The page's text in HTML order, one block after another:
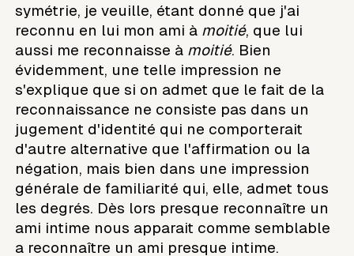
symétrie, je veuille, étant donné que j'ai
reconnu en lui mon ami à moitié, que lui
aussi me reconnaisse à moitié. Bien
évidemment, une telle impression ne
s'explique que si on admet que le fait de la
reconnaissance ne consiste pas dans un
jugement d'identité qui ne comporterait
d'autre alternative que l'affirmation ou la
négation, mais bien dans une impression
générale de familiarité qui, elle, admet tous
les degrés. Dès lors presque reconnaître un
ami intime nous apparait comme semblable
a reconnaître un ami presque intime.